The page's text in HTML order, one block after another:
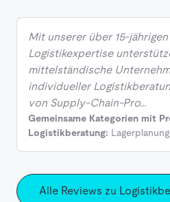
Mit unserer über 15-
Logistikexpertise
mittelständische
individueller
von Supply-Chain-Pro…
Gemeinsame Kategorien mit
Logistikberatung: Lagerplanung
Alle Reviews zu